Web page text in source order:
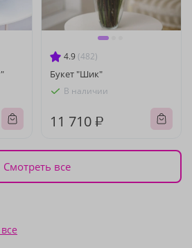
4.9 (482)
Букет "Шик"
В наличии
11 710 ₽
Смотреть все